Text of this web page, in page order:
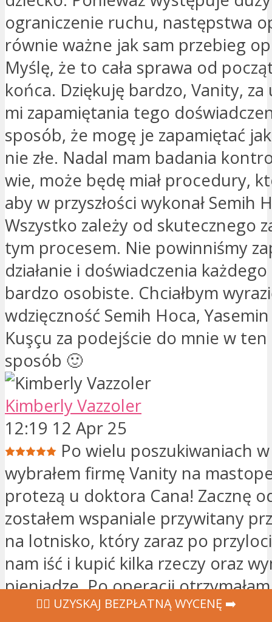
ograniczenie ruchu, następstwa
równie ważne jak sam przebieg
Myślę, że to cała sprawa od
końca. Dziękuję bardzo, Vanity,
mi zapamiętania tego
sposób, że mogę je zapamiętać
nie złe. Nadal mam badania
wie, może będę miał procedury,
aby w przyszłości wykonał Semih
Wszystko zależy od skutecznego
tym procesem. Nie powinniśmy
działanie i doświadczenia każdego
bardzo osobiste. Chciałbym
wdzięczność Semih Hoca,
Kuşçu za podejście do mnie w
sposób 🙂
Kimberly Vazzoler
12:19 12 Apr 25
Po wielu poszukiwaniach
wybrałem firmę Vanity na
protezą u doktora Cana! Zacznę
zostałem wspaniale przywitany
na lotnisko, który zaraz po
nam iść i kupić kilka rzeczy oraz
pieniądze. Po operacji
opiekę do tego stopnia, że ​​bez
‍👩‍⚕ UZYSKAJ BEZPŁATNĄ WYCENĘ ➡️